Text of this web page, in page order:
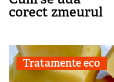
corect zmeurul
Tratamente eco